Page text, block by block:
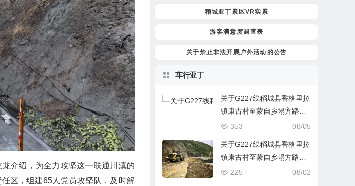
龙介绍，为全力攻坚这一联通川滇的
区，组建65人党员攻坚队，及时解
稻城亚丁景区VR实景
游客满意度调查表
关于禁止非法开展户外活动的公告
车行亚丁
关于G227线稻城县香格里拉
镇康古村至蒙自乡塌方路段
限时通行管制的通告
08/05
353
关于G227线稻城县香格里拉
镇康古村至蒙自乡塌方路段
临时抢通及限时通行管制的
08/02
225